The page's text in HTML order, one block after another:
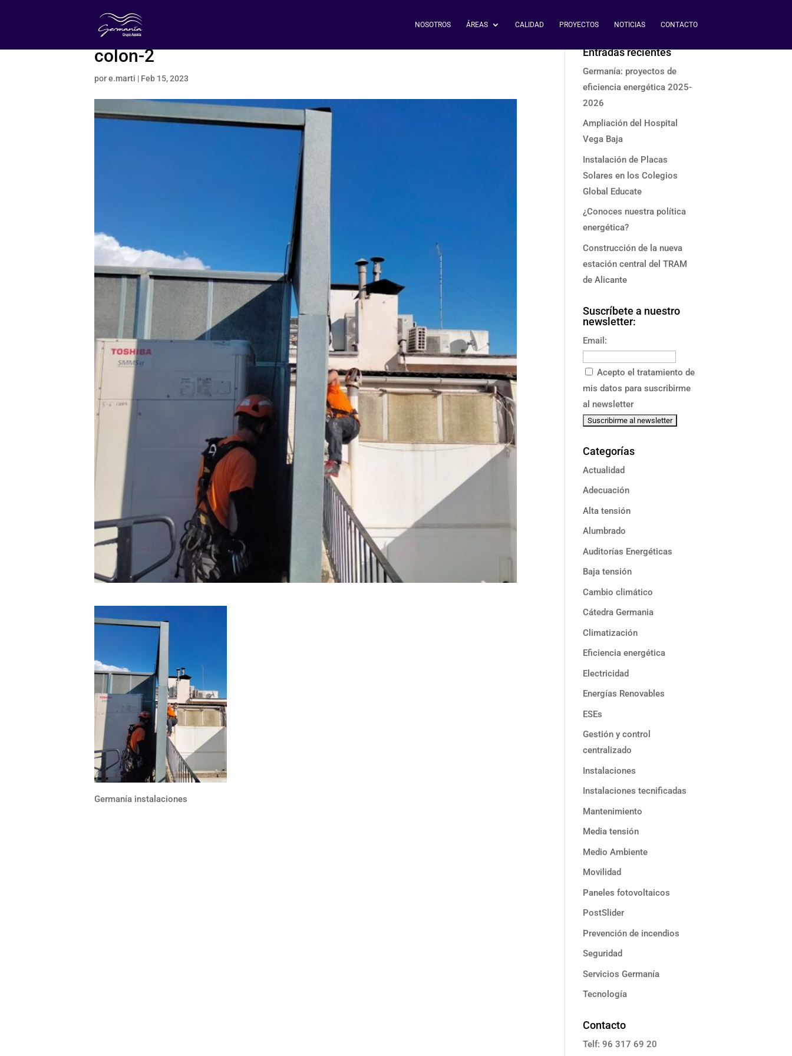
NOSOTROS ÁREAS CALIDAD PROYECTOS NOTICIAS CONTACTO
colon-2
pore.marti | Feb 15, 2023
Germanía instalaciones
Entradas recientes
Germanía: proyectos de
eficiencia energética 2025-
2026
Ampliación del Hospital
Vega Baja
Instalación de Placas
Solares en los Colegios
Global Educate
¿Conoces nuestra política
energética?
Construcción de la nueva
estación central del TRAM
de Alicante
Suscríbete a nuestro
newsletter:
Email:
Acepto el tratamiento de
mis datos para suscribirme
al newsletter
Categorías
Actualidad
Adecuación
Alta tensión
Alumbrado
Auditorías Energéticas
Baja tensión
Cambio climático
Cátedra Germania
Climatización
Eficiencia energética
Electricidad
Energías Renovables
ESEs
Gestión y control
centralizado
Instalaciones
Instalaciones tecnificadas
Mantenimiento
Media tensión
Medio Ambiente
Movilidad
Paneles fotovoltaicos
PostSlider
Prevención de incendios
Seguridad
Servicios Germanía
Tecnología
Contacto
Telf: 96 317 69 20